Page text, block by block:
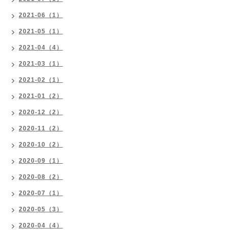
2021-06（1）
2021-05（1）
2021-04（4）
2021-03（1）
2021-02（1）
2021-01（2）
2020-12（2）
2020-11（2）
2020-10（2）
2020-09（1）
2020-08（2）
2020-07（1）
2020-05（3）
2020-04（4）